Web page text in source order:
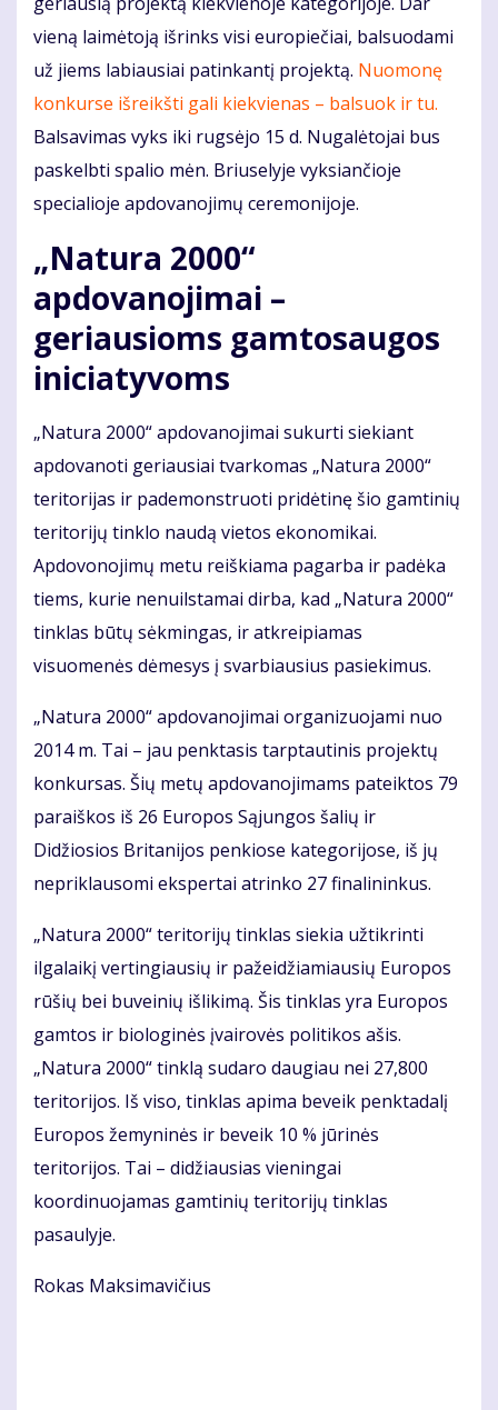
vieną laimėtoją išrinks visi europiečiai, balsuodami
už jiems labiausiai patinkantį projektą. Nuomonę
konkurse išreikšti gali kiekvienas – balsuok ir tu.
Balsavimas vyks iki rugsėjo 15 d. Nugalėtojai bus
paskelbti spalio mėn. Briuselyje vyksiančioje
specialioje apdovanojimų ceremonijoje.
„Natura 2000“
apdovanojimai –
geriausioms gamtosaugos
iniciatyvoms
„Natura 2000“ apdovanojimai sukurti siekiant
apdovanoti geriausiai tvarkomas „Natura 2000“
teritorijas ir pademonstruoti pridėtinę šio gamtinių
teritorijų tinklo naudą vietos ekonomikai.
Apdovonojimų metu reiškiama pagarba ir padėka
tiems, kurie nenuilstamai dirba, kad „Natura 2000“
tinklas būtų sėkmingas, ir atkreipiamas
visuomenės dėmesys į svarbiausius pasiekimus.
„Natura 2000“ apdovanojimai organizuojami nuo
2014 m. Tai – jau penktasis tarptautinis projektų
konkursas. Šių metų apdovanojimams pateiktos 79
paraiškos iš 26 Europos Sąjungos šalių ir
Didžiosios Britanijos penkiose kategorijose, iš jų
nepriklausomi ekspertai atrinko 27 finalininkus.
„Natura 2000“ teritorijų tinklas siekia užtikrinti
ilgalaikį vertingiausių ir pažeidžiamiausių Europos
rūšių bei buveinių išlikimą. Šis tinklas yra Europos
gamtos ir biologinės įvairovės politikos ašis.
„Natura 2000“ tinklą sudaro daugiau nei 27,800
teritorijos. Iš viso, tinklas apima beveik penktadalį
Europos žemyninės ir beveik 10 % jūrinės
teritorijos. Tai – didžiausias vieningai
koordinuojamas gamtinių teritorijų tinklas
pasaulyje.
Rokas Maksimavičius